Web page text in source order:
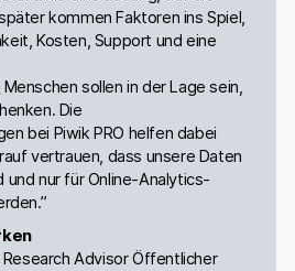
kommen Faktoren ins Spiel,
Kosten, Support und eine
sollen in der Lage sein,
Die
bei Piwik PRO helfen dabei
vertrauen, dass unsere Daten
nur für Online-Analytics-
Advisor Öffentlicher